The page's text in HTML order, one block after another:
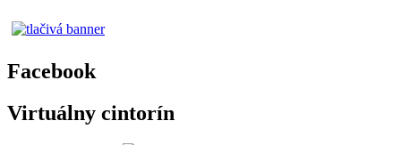
Facebook
Virtuálny cintorín